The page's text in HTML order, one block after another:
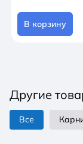
В корзину
Другие
Все